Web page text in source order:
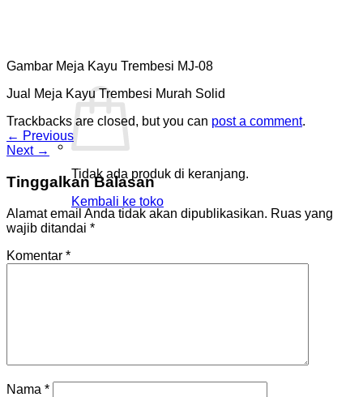
Tidak ada produk di keranjang.
Kembali ke toko
Gambar Meja Kayu Trembesi MJ-08
Jual Meja Kayu Trembesi Murah Solid
Trackbacks are closed, but you can post a comment.
← Previous
Next →
Tinggalkan Balasan
Alamat email Anda tidak akan dipublikasikan. Ruas yang
wajib ditandai *
Komentar *
Nama *